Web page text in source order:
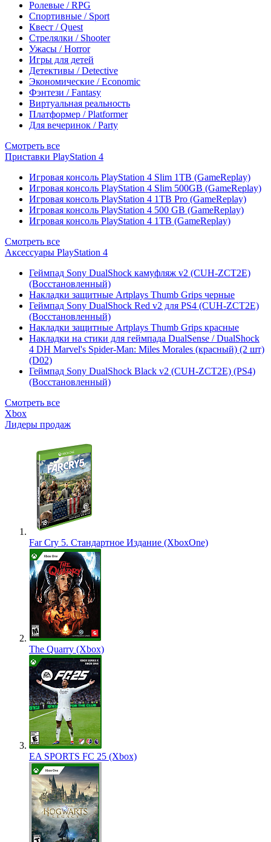
Ролевые / RPG
Спортивные / Sport
Квест / Quest
Стрелялки / Shooter
Ужасы / Horror
Игры для детей
Детективы / Detective
Экономические / Economic
Фэнтези / Fantasy
Виртуальная реальность
Платформер / Platformer
Для вечеринок / Party
Смотреть все
Приставки PlayStation 4
Игровая консоль PlayStation 4 Slim 1TB (GameReplay)
Игровая консоль PlayStation 4 Slim 500GB (GameReplay)
Игровая консоль PlayStation 4 1TB Pro (GameReplay)
Игровая консоль PlayStation 4 500 GB (GameReplay)
Игровая консоль PlayStation 4 1TB (GameReplay)
Смотреть все
Аксессуары PlayStation 4
Геймпад Sony DualShock камуфляж v2 (CUH-ZCT2E)
(Восстановленный)
Накладки защитные Artplays Thumb Grips черные
Геймпад Sony DualShock Red v2 для PS4 (CUH-ZCT2E)
(Восстановленный)
Накладки защитные Artplays Thumb Grips красные
Накладки на стики для геймпада DualSense / DualShock
4 DH Marvel's Spider-Man: Miles Morales (красный) (2 шт)
(D02)
Геймпад Sony DualShock Black v2 (CUH-ZCT2E) (PS4)
(Восстановленный)
Смотреть все
Xbox
Лидеры продаж
Far Cry 5. Стандартное Издание (XboxOne)
The Quarry (Xbox)
EA SPORTS FC 25 (Xbox)